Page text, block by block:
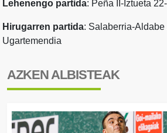
Lehenengo partida: Peña II-Iztueta
Hirugarren partida: Salaberria-
Ugartemendia
AZKEN ALBISTEAK